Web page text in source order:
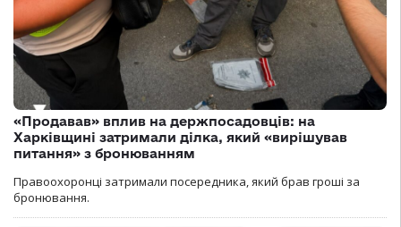
«Продавав» вплив на держпосадовців: на
Харківщині затримали ділка, який «вирішував
питання» з бронюванням
Правоохоронці затримали посередника, який брав гроші за
бронювання.